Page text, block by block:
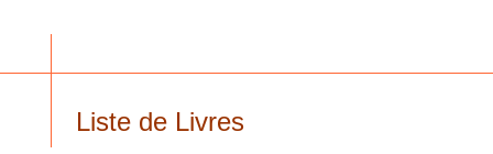
Liste de Livres